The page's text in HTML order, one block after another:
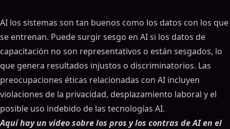
AI los sistemas son tan buenos como los datos con los que
se entrenan. Puede surgir sesgo en AI si los datos de
capacitación no son representativos o están sesgados, lo
que genera resultados injustos o discriminatorios. Las
preocupaciones éticas relacionadas con AI incluyen
violaciones de la privacidad, desplazamiento laboral y el
posible uso indebido de las tecnologías AI.
Aquí hay un vídeo sobre los pros y los contras de AI en el